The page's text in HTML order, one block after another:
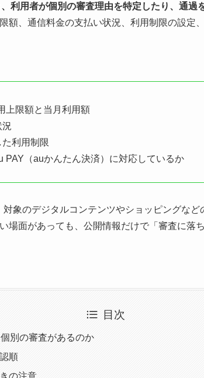
利用者が個別の審査理由を特定したり、通過
額、通信料金の支払い状況、利用制限の設定
上限額と当月利用額
況
利用制限
PAY（auかんたん決済）に対応しているか
象のデジタルコンテンツやショッピングな
場面があっても、公開情報だけで「審査に落
目次
別の審査があるのか
順
の注意